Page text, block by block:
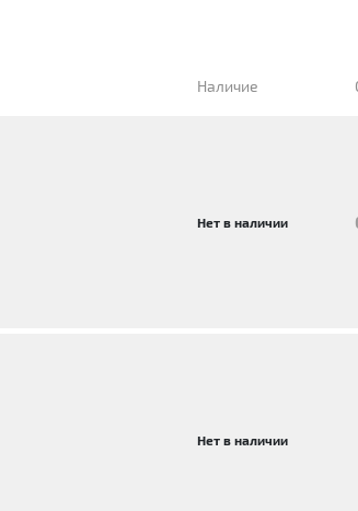
Наличие
Нет в наличии
Нет в наличии